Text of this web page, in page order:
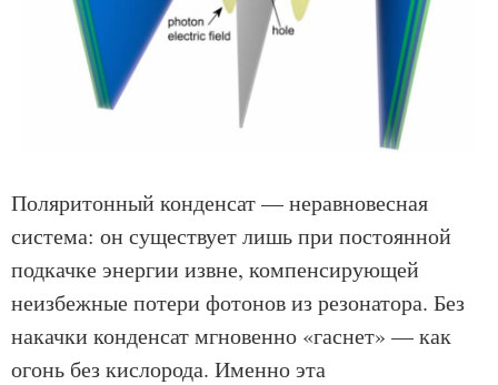
Поляритонный конденсат — неравновесная
система: он существует лишь при постоянной
подкачке энергии извне, компенсирующей
неизбежные потери фотонов из резонатора. Без
накачки конденсат мгновенно «гаснет» — как
огонь без кислорода. Именно эта